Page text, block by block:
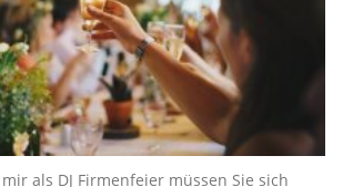
als DJ Firmenfeier müssen Sie sich